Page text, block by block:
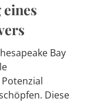
Bay
Diese